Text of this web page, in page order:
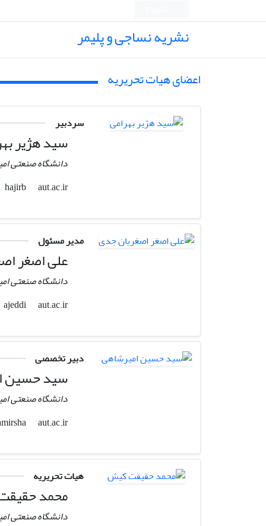
نشریه نساجی و پلیمر
اعضای هیات تحریریه
سردبیر
سید هژیر
دانشگاه صنعتی
hajirb
aut.ac.ir
مدیر مسئول
علی اصغر
دانشگاه صنعتی
ajeddi
aut.ac.ir
دبیر تخصصی
سید حسین
دانشگاه صنعتی
hamirsha
aut.ac.ir
هیات تحریریه
محمد
دانشگاه صنعتی